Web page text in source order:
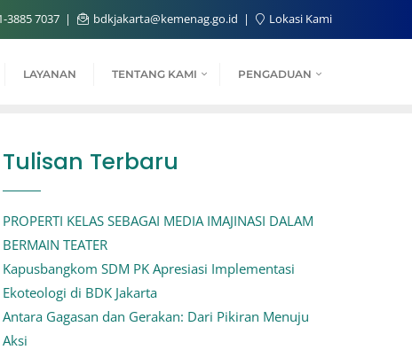
3885 7037 bdkjakarta@kemenag.go.id Lokasi Kami
LAYANAN TENTANG KAMI PENGADUAN
Tulisan Terbaru
PROPERTI KELAS SEBAGAI MEDIA IMAJINASI DALAM
BERMAIN TEATER
Kapusbangkom SDM PK Apresiasi Implementasi
Ekoteologi di BDK Jakarta
Antara Gagasan dan Gerakan: Dari Pikiran Menuju
Aksi